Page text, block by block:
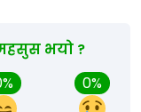
भयो ?
0%